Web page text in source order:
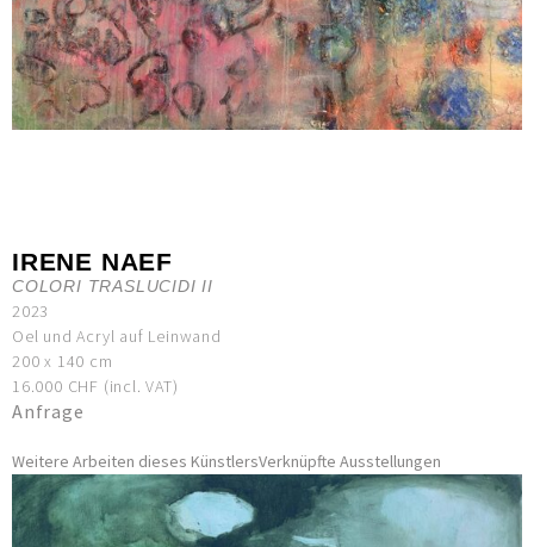
IRENE NAEF
COLORI TRASLUCIDI II
2023
Oel und Acryl auf Leinwand
200 x 140 cm
16.000 CHF (incl. VAT)
Anfrage
Weitere Arbeiten dieses KünstlersVerknüpfte Ausstellungen